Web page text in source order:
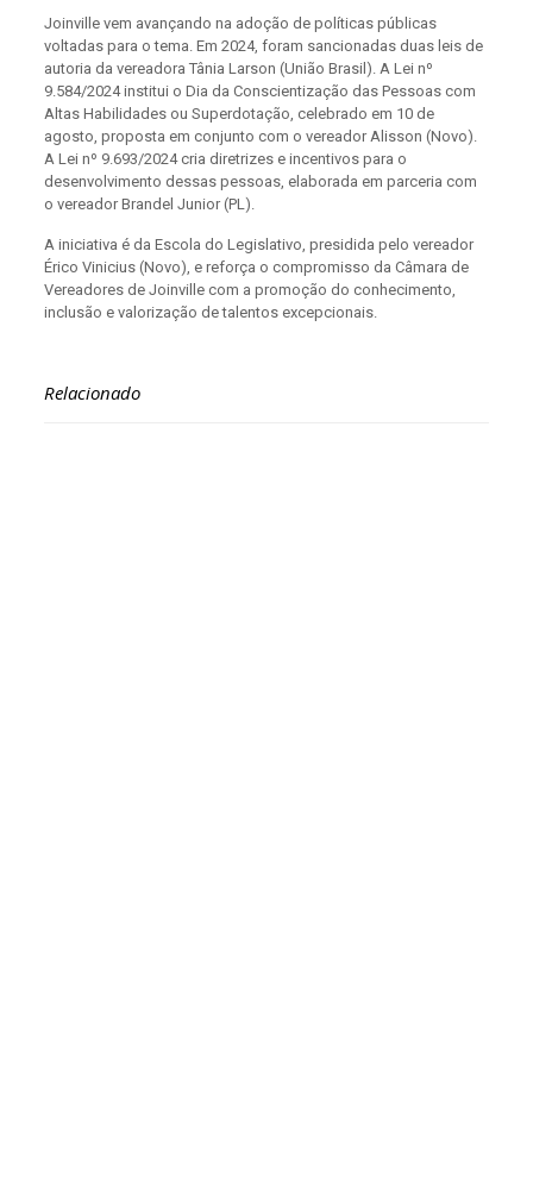
Joinville vem avançando na adoção de políticas públicas
voltadas para o tema. Em 2024, foram sancionadas duas leis de
autoria da vereadora Tânia Larson (União Brasil). A Lei nº
9.584/2024 institui o Dia da Conscientização das Pessoas com
Altas Habilidades ou Superdotação, celebrado em 10 de
agosto, proposta em conjunto com o vereador Alisson (Novo).
A Lei nº 9.693/2024 cria diretrizes e incentivos para o
desenvolvimento dessas pessoas, elaborada em parceria com
o vereador Brandel Junior (PL).
A iniciativa é da Escola do Legislativo, presidida pelo vereador
Érico Vinicius (Novo), e reforça o compromisso da Câmara de
Vereadores de Joinville com a promoção do conhecimento,
inclusão e valorização de talentos excepcionais.
Relacionado